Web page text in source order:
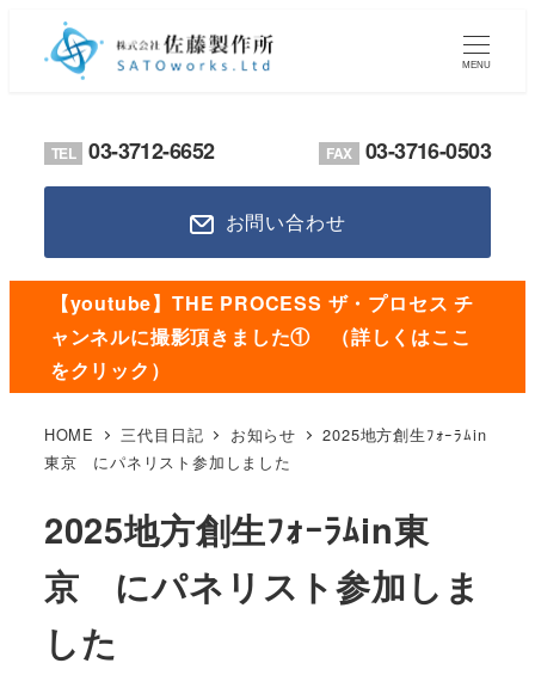
MENU
TEL 03-3712-6652 FAX 03-3716-0503
お問い合わせ
【youtube】THE PROCESS ザ・プロセス チ
ャンネルに撮影頂きました① （詳しくはここ
をクリック）
HOME 三代目日記 お知らせ
2025地方創生ﾌｫｰﾗﾑin
東京 にパネリスト参加しました
2025地方創生ﾌｫｰﾗﾑin東
京 にパネリスト参加しま
した